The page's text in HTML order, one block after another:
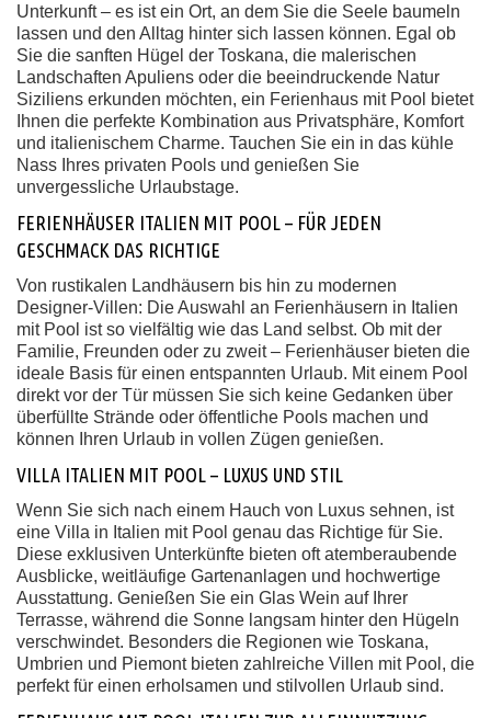
Unterkunft – es ist ein Ort, an dem Sie die Seele baumeln
lassen und den Alltag hinter sich lassen können. Egal ob
Sie die sanften Hügel der Toskana, die malerischen
Landschaften Apuliens oder die beeindruckende Natur
Siziliens erkunden möchten, ein Ferienhaus mit Pool bietet
Ihnen die perfekte Kombination aus Privatsphäre, Komfort
und italienischem Charme. Tauchen Sie ein in das kühle
Nass Ihres privaten Pools und genießen Sie
unvergessliche Urlaubstage.
FERIENHÄUSER ITALIEN MIT POOL – FÜR JEDEN
GESCHMACK DAS RICHTIGE
Von rustikalen Landhäusern bis hin zu modernen
Designer-Villen: Die Auswahl an Ferienhäusern in Italien
mit Pool ist so vielfältig wie das Land selbst. Ob mit der
Familie, Freunden oder zu zweit – Ferienhäuser bieten die
ideale Basis für einen entspannten Urlaub. Mit einem Pool
direkt vor der Tür müssen Sie sich keine Gedanken über
überfüllte Strände oder öffentliche Pools machen und
können Ihren Urlaub in vollen Zügen genießen.
VILLA ITALIEN MIT POOL – LUXUS UND STIL
Wenn Sie sich nach einem Hauch von Luxus sehnen, ist
eine Villa in Italien mit Pool genau das Richtige für Sie.
Diese exklusiven Unterkünfte bieten oft atemberaubende
Ausblicke, weitläufige Gartenanlagen und hochwertige
Ausstattung. Genießen Sie ein Glas Wein auf Ihrer
Terrasse, während die Sonne langsam hinter den Hügeln
verschwindet. Besonders die Regionen wie Toskana,
Umbrien und Piemont bieten zahlreiche Villen mit Pool, die
perfekt für einen erholsamen und stilvollen Urlaub sind.